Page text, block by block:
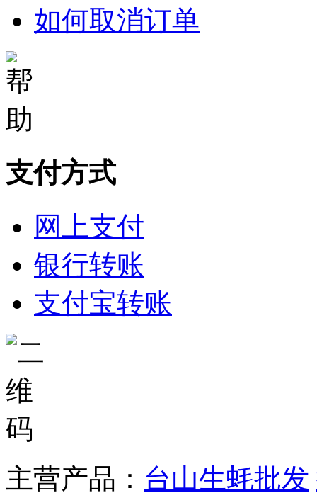
如何取消订单
支付方式
网上支付
银行转账
支付宝转账
主营产品： 台山生蚝批发